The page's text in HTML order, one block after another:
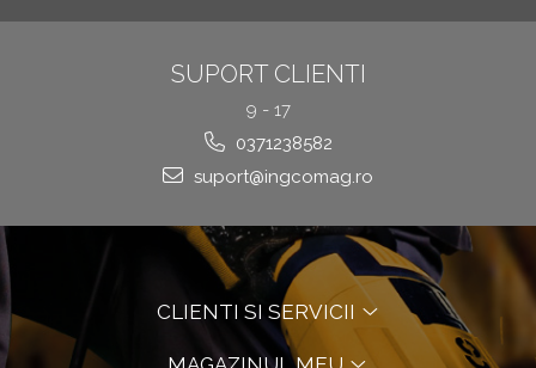
SUPORT CLIENTI
9 - 17
0371238582
suport@ingcomag.ro
CLIENTI SI SERVICII